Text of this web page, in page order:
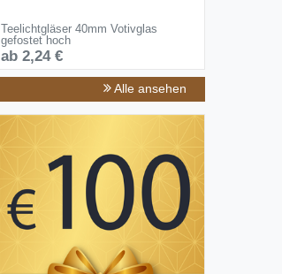
Teelichtgläser 40mm Votivglas
gefostet hoch
ab 2,24 €
Alle ansehen